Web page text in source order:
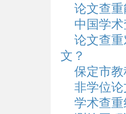
论文查
中国学
论文查
文？
保定市
非学位
学术查